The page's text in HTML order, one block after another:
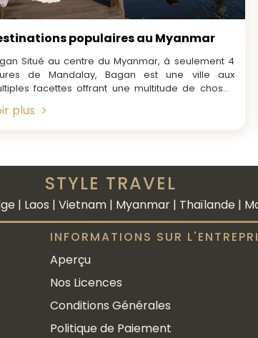
populaires au Myanmar
Situé au centre du Myanmar, à seulement 4
de Mandalay, Bagan est une ville aux
facettes offrant une multitude de choses
plus
STYLE TRAVEL
| Laos | Vietnam | Myanmar | Thaïlande |
INFORMATIONS SUR
Aperçu
Nos Licences
Conditions Générales
Politique de Paiement